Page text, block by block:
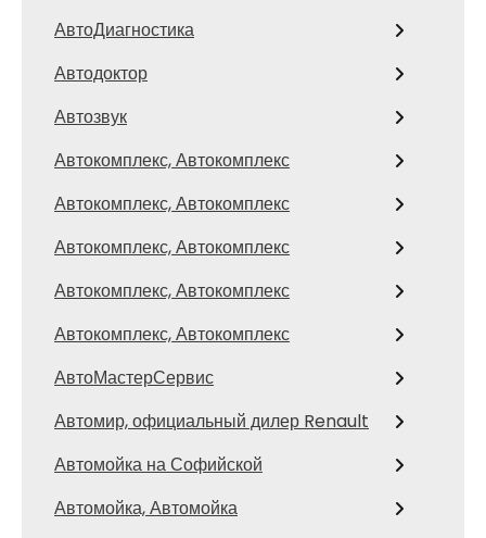
АвтоДиагностика
Автодоктор
Автозвук
Автокомплекс, Автокомплекс
Автокомплекс, Автокомплекс
Автокомплекс, Автокомплекс
Автокомплекс, Автокомплекс
Автокомплекс, Автокомплекс
АвтоМастерСервис
Автомир, официальный дилер Renault
Автомойка на Софийской
Автомойка, Автомойка